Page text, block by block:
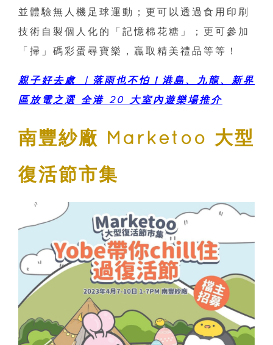
並體驗無人機足球運動；更可以透過食用印刷
技術自製個人化的「記憶棉花糖」；更可參加
「掃」碼彩蛋尋寶樂，贏取精美禮品等等！
親子好去處 ︳落雨也不怕！港島、九龍、新界
區放電之選 全港 20 大室內遊樂場推介
南豐紗廠 Marketoo 大型
復活節市集